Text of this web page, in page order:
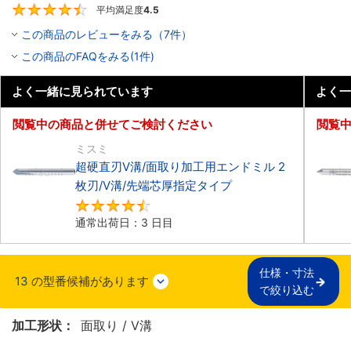
平均満足度4.5
この商品のレビューをみる（7件）
この商品のFAQをみる(1件)
よく一緒に見られています
閲覧中の商品と併せてご検討ください
ミスミ
超硬直刃V溝/面取り加工用エンドミル 2
枚刃/V溝/先端芯厚指定タイプ
通常出荷日：3 日目
よく
閲覧
13 の型番候補があります
仕様・寸法
で絞り込む
加工形状： 面取り / V溝